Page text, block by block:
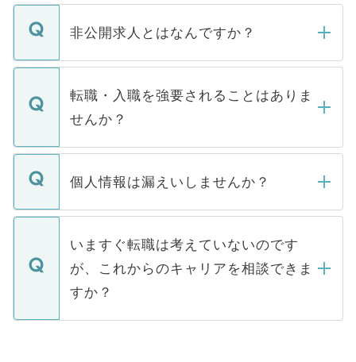
ご登録いただきましたら、弊社担当者がご
登録内容を確認し、その後メールもしくは
ます。通常、5営業日以内にはご連絡をせて
いただきますので、しばらくお待ちくださ
非公開求人とはなんですか？
マイナビDOCTORで取り扱っている求人の
うち約3割は、Webサイトからご覧いただ
けない「非公開求人」です。非公開求人は
下記の理由によって、一般には公開してい
ません。
■応募殺到を避けるため 人気のある医療機
関を公にしてしまうと、応募が殺到する場
に、医療機関が求める条件に合った人材の
みを人材紹介会社に依頼するケースが増え
ています。
転職・入職を強要されることはありま
せんか？
転職・入職を強要することは一切ありませ
ん。また、仮に応募先から内定をいただい
定を承諾する必要はありません。内定先へ
の辞退の連絡はキャリアパートナーが行い
個人情報は漏えいしませんか？
個人情報が漏えいすることはありませんの
で、ご安心ください。当サイトからの登録
などで収集したご登録者様の個人情報は、
ご本人のキャリアアップおよび転職活動の
支援を目的に使用いたします。お預かりし
ているすべての個人データはご本人の許可
いますぐ転職は考えていないのです
が、これからのキャリアを相談できま
すか？